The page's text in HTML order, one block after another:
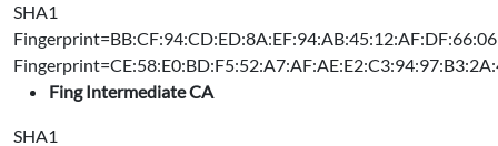
SHA1
Fing Intermediate CA
SHA1